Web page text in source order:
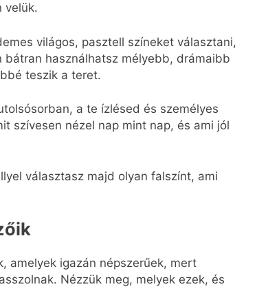
velük.
világos, pasztell színeket választani,
használhatsz mélyebb, drámaibb
teszik a teret.
a te ízlésed és személyes
szívesen nézel nap mint nap, és ami jól
választasz majd olyan falszínt, ami
amelyek igazán népszerűek, mert
Nézzük meg, melyek ezek, és